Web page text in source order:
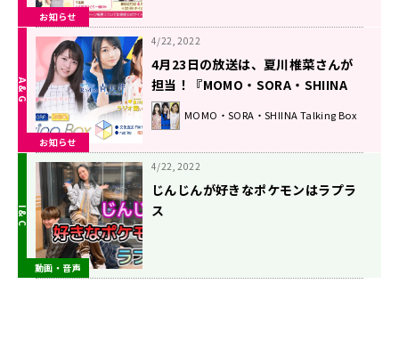
お知らせ
お知らせ
4/22, 2022
4月23日の放送は、夏川椎菜さんが
担当！『MOMO・SORA・SHIINA
Talking Box』
MOMO・SORA・SHIINA Talking Box
動画・音声
4/22, 2022
じんじんが好きなポケモンはラプラ
ス